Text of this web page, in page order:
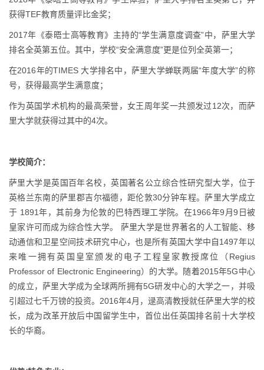
获得TEF教育质量评比金奖；
2017年《泰晤士高等教育》主持的“学生满意度调查”中，萨里大学
排名全英第五位。其中，学校“安全满意度”更是位列全英第一；
在2016年的TIMES 大学排名中，萨里大学蝉联两届“年度大学”的称
号，获得最高学生满意度；
作为英国学术机构的最高荣誉，女王周年奖一共颁发过12次，而萨
里大学就获得过其中的4次。
学校简介：
萨里大学是英国百年名校，英国著名公立综合性研究型大学，位于
英格兰东南的萨里郡吉尔福德，距伦敦30分钟车程。萨里大学成立
于 1891年，其前身为伦敦的巴特西理工学院。在1966年9月9日被
皇家许可而成为综合性大学。 萨里大学是世界著名的人工智能、移
动通信和卫星空间技术研究中心，也是所有英国大学中自1497年以
来唯一拥有英国皇室颁发的电子工程皇家教授席位（Regius
Professor of Electronic Engineering）的大学。随着2015年5G中心
的成立，萨里大学成为全球两所拥有5G研发中心的大学之一，并吸
引超过七千万镑的投资。2016年4月，逯高清教授就任萨里大学的校
长，成为改革开放后中国留学生中，首位出任英国排名前十大学校
长的华裔。